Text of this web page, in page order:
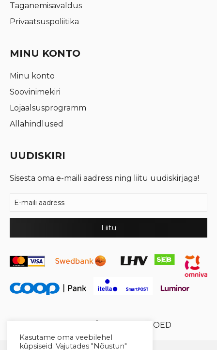
Taganemisavaldus
Privaatsuspoliitika
MINU KONTO
Minu konto
Soovinimekiri
Lojaalsusprogramm
Allahindlused
UUDISKIRI
Sisesta oma e-maili aadress ning liitu uudiskirjaga!
XYSUM E-POED
Kasutame oma veebilehel
küpsiseid. Vajutades "Nõustun"